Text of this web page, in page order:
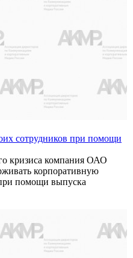
сотрудников при помощи
кризиса компания ОАО
корпоративную
помощи выпуска